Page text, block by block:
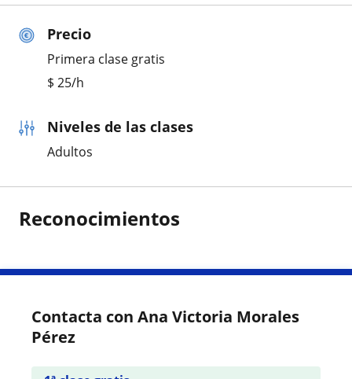
Precio
Primera clase gratis
$ 25/h
Niveles de las clases
Adultos
Reconocimientos
Contacta con Ana Victoria Morales
Pérez